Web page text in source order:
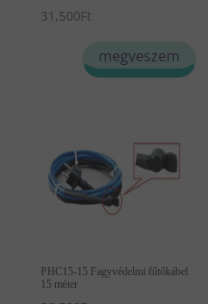
31,500Ft
megveszem
PHC15-15 Fagyvédelmi fűtőkábel
15 méter